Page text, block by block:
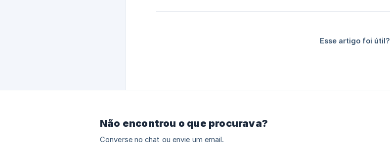
Esse artigo foi útil?
Não encontrou o que procurava?
Converse no chat ou envie um email.